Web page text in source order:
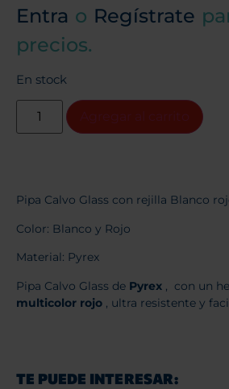
Entra o Regístrate
precios.
En stock
Pipa Calvo Glass con rejilla Blanco
Color: Blanco y Rojo
Material: Pyrex
Pipa Calvo Glass de Pyrex , con un
multicolor rojo , ultra resistente y
TE PUEDE INTERESAR: